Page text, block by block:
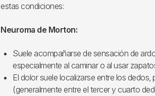
estas condiciones:
Neuroma de Morton:
Suele acompañarse de sensación de
especialmente al caminar o al usar
El dolor suele localizarse entre los
(generalmente entre el tercer y cuarto